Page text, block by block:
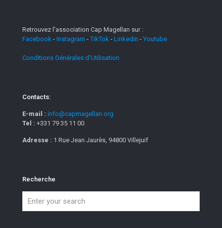
Retrouvez l'association Cap Magellan sur :
Facebook - Instagram -TikTok - Linkedin - Youtube
Conditions Générales d'Utilisation
Contacts:
E-mail : info@capmagellan.org
Tel : +331 79 35 11 00
Adresse : 1 Rue Jean Jaurès, 94800 Villejuif
Recherche